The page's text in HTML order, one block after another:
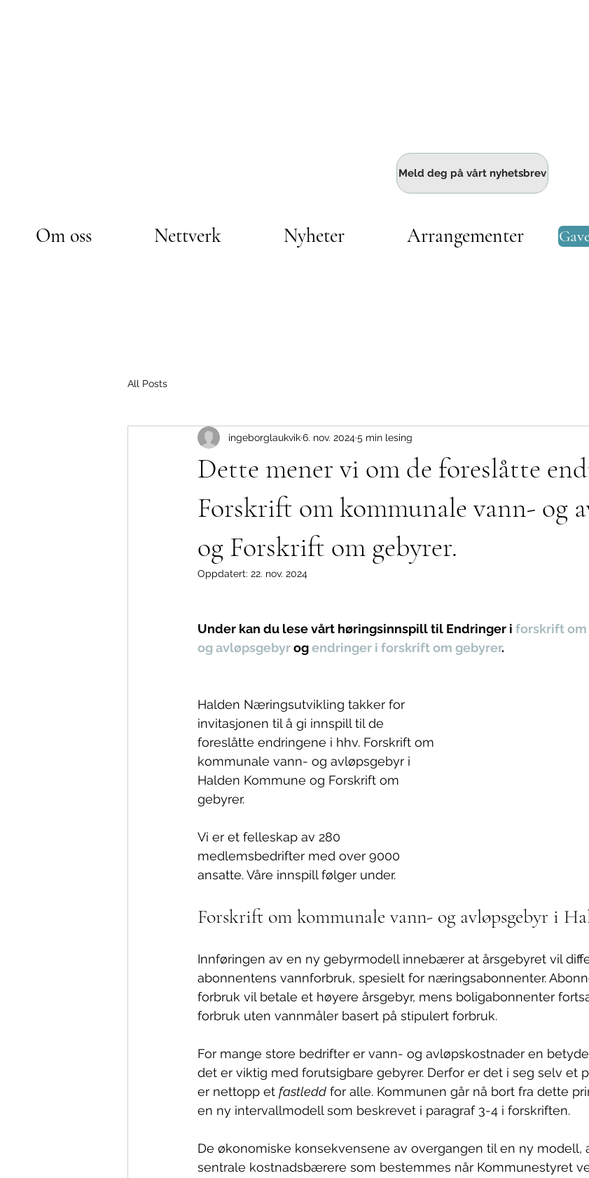
Meld deg på vårt nyhetsbrev
Om oss Nettverk Nyheter Arrangementer
All Posts
Dette mener vi om de foreslåtte
Forskrift om kommunale vann- og
og Forskrift om gebyrer.
ingeborglaukvik6. nov. 20245 min lesing
Oppdatert: 22. nov. 2024
Under kan du lese vårt høringsinnspill til Endringer i forskrift om
og avløpsgebyr og endringer i forskrift om gebyrer.
Halden Næringsutvikling takker for
invitasjonen til å gi innspill til de
foreslåtte endringene i hhv. Forskrift om
kommunale vann- og avløpsgebyr i
Halden Kommune og Forskrift om
gebyrer.
Vi er et felleskap av 280
medlemsbedrifter med over 9000
ansatte. Våre innspill følger under.
Forskrift om kommunale vann- og avløpsgebyr i
Innføringen av en ny gebyrmodell innebærer at årsgebyret vil
abonnentens vannforbruk, spesielt for næringsabonnenter.
forbruk vil betale et høyere årsgebyr, mens boligabonnenter
forbruk uten vannmåler basert på stipulert forbruk.
For mange store bedrifter er vann- og avløpskostnader en
det er viktig med forutsigbare gebyrer. Derfor er det i seg selv et
er nettopp et fastledd for alle. Kommunen går nå bort fra dette
en ny intervallmodell som beskrevet i paragraf 3-4 i forskriften.
De økonomiske konsekvensene av overgangen til en ny modell,
sentrale kostnadsbærere som bestemmes når Kommunestyret